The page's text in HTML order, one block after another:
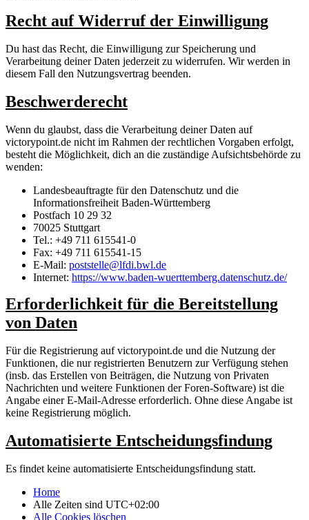
Recht auf Widerruf der Einwilligung
Du hast das Recht, die Einwilligung zur Speicherung und
Verarbeitung deiner Daten jederzeit zu widerrufen. Wir werden in
diesem Fall den Nutzungsvertrag beenden.
Beschwerderecht
Wenn du glaubst, dass die Verarbeitung deiner Daten auf
victorypoint.de nicht im Rahmen der rechtlichen Vorgaben erfolgt,
besteht die Möglichkeit, dich an die zuständige Aufsichtsbehörde zu
wenden:
Landesbeauftragte für den Datenschutz und die
Informationsfreiheit Baden-Württemberg
Postfach 10 29 32
70025 Stuttgart
Tel.: +49 711 615541-0
Fax: +49 711 615541-15
E-Mail: poststelle@lfdi.bwl.de
Internet: https://www.baden-wuerttemberg.datenschutz.de/
Erforderlichkeit für die Bereitstellung
von Daten
Für die Registrierung auf victorypoint.de und die Nutzung der
Funktionen, die nur registrierten Benutzern zur Verfügung stehen
(insb. das Erstellen von Beiträgen, die Nutzung von Privaten
Nachrichten und weitere Funktionen der Foren-Software) ist die
Angabe einer E-Mail-Adresse erforderlich. Ohne diese Angabe ist
keine Registrierung möglich.
Automatisierte Entscheidungsfindung
Es findet keine automatisierte Entscheidungsfindung statt.
Home
Alle Zeiten sind UTC+02:00
Alle Cookies löschen